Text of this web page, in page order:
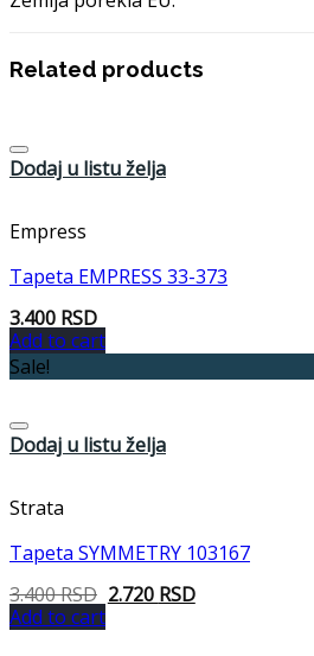
Related products
Dodaj u listu želja
Empress
Tapeta EMPRESS 33-373
3.400 RSD
Add to cart
Sale!
Dodaj u listu želja
Strata
Tapeta SYMMETRY 103167
3.400RSD 2.720 RSD
Add to cart